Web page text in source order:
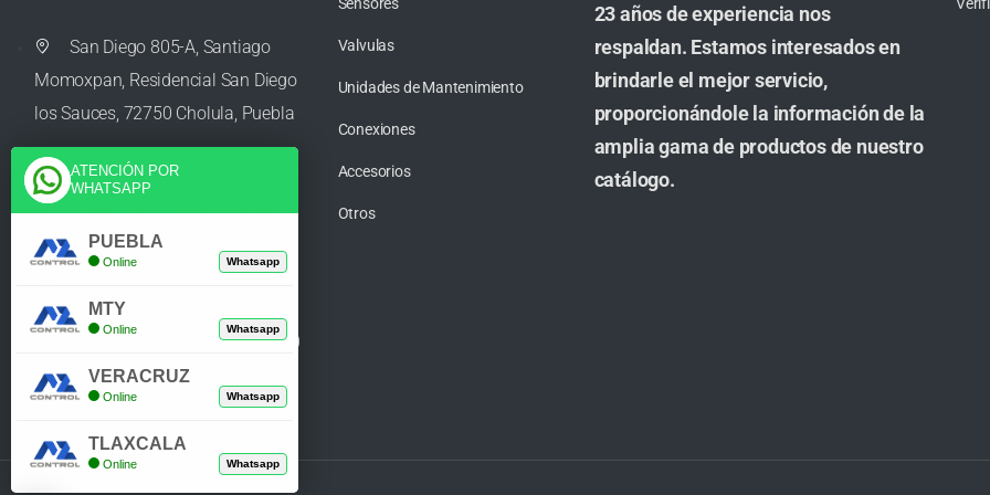
San Diego 805-A, Santiago
Momoxpan, Residencial San Diego
los Sauces, 72750 Cholula, Puebla
ventas@azcontrolpuebla.com
Poniente. 7 469, Centro, 94370
Orizaba, Veracruz
Valvulas
Unidades de Mantenimiento
Conexiones
Accesorios
Otros
23 años de experiencia nos
respaldan. Estamos interesados en
brindarle el mejor servicio,
proporcionándole la información de la
amplia gama de productos de nuestro
catálogo.
ATENCIÓN POR
WHATSAPP
PUEBLA
Online Whatsapp
MTY
Online Whatsapp
VERACRUZ
Online Whatsapp
TLAXCALA
Online Whatsapp